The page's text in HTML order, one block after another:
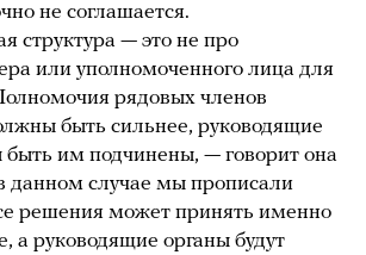
не соглашается.
структура — это не про
или уполномоченного лица для
рядовых членов
быть сильнее, руководящие
им подчинены, — говорит она
данном случае мы прописали
решения может принять именно
а руководящие органы будут